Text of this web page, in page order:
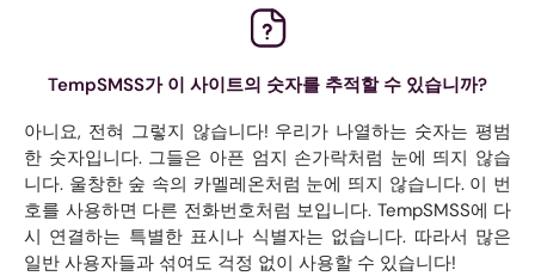
TempSMSS가 이 사이트의 숫자를 추적할 수 있습니까?
아니요, 전혀 그렇지 않습니다! 우리가 나열하는 숫자는 평범
한 숫자입니다. 그들은 아픈 엄지 손가락처럼 눈에 띄지 않습
니다. 울창한 숲 속의 카멜레온처럼 눈에 띄지 않습니다. 이 번
호를 사용하면 다른 전화번호처럼 보입니다. TempSMSS에 다
시 연결하는 특별한 표시나 식별자는 없습니다. 따라서 많은
일반 사용자들과 섞여도 걱정 없이 사용할 수 있습니다!